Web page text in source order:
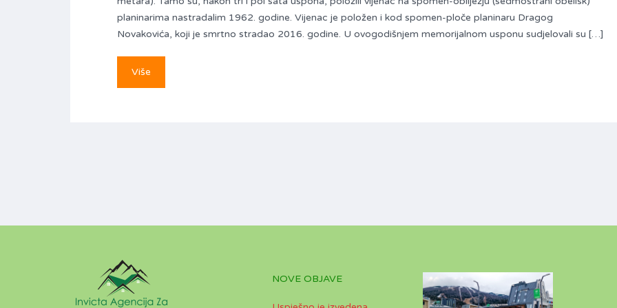
planinarima nastradalim 1962. godine. Vijenac je položen i kod spomen-ploče planinaru Dragog
Novakovića, koji je smrtno stradao 2016. godine. U ovogodišnjem memorijalnom usponu sudjelovali su […]
Više
NOVE OBJAVE